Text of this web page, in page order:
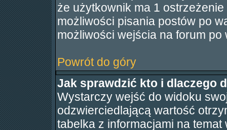
że użytkownik ma 1
możliwości pisania postów po
możliwości wejścia na forum
Powrót do góry
Jak sprawdzić kto i dlaczego
Wystarczy wejść do widoku
odzwierciedlającą wartość
tabelka z informacjami na